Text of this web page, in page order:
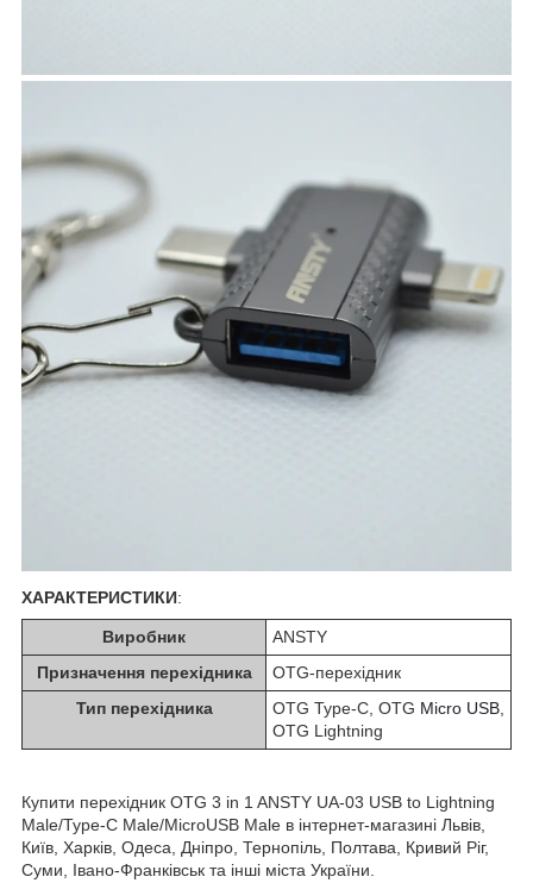
ХАРАКТЕРИСТИКИ:
Виробник
ANSTY
Призначення перехідника
OTG-перехідник
Тип перехідника
OTG Type-C, OTG Micro USB
OTG Lightning
Купити перехідник OTG 3 in 1 ANSTY UA-03 USB to Lightning
Male/Type-C Male/MicroUSB Male в інтернет-магазині Львів,
Київ, Харків, Одеса, Дніпро, Тернопіль, Полтава, Кривий Ріг,
Суми, Івано-Франківськ та інші міста України.